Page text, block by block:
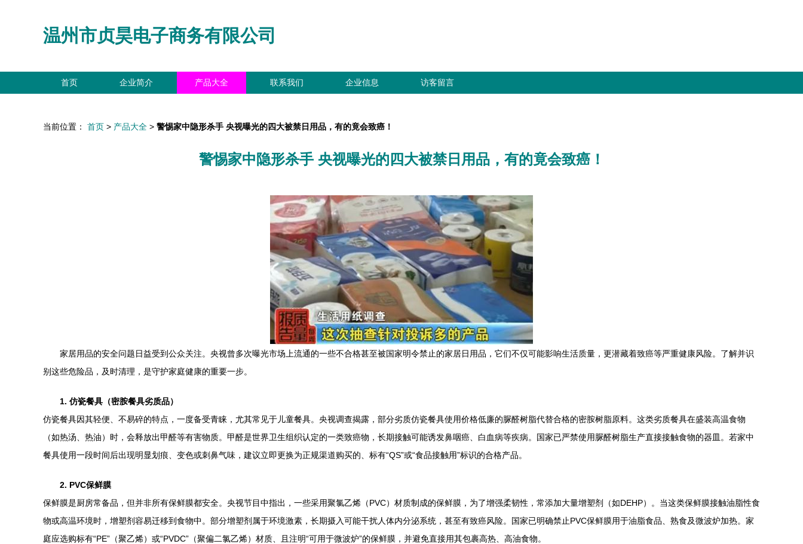
温州市贞昊电子商务有限公司
首页 企业简介 产品大全 联系我们 企业信息 访客留言
当前位置： 首页 > 产品大全 > 警惕家中隐形杀手 央视曝光的四大被禁日用品，有的竟会致癌！
警惕家中隐形杀手 央视曝光的四大被禁日用品，有的竟会致癌！
家居用品的安全问题日益受到公众关注。央视曾多次曝光市场上流通的一些不合格甚至被国家明令禁止的家居日用品，它们不仅可能影响生活质量，更潜藏着致癌等严重健康风险。了解并识
别这些危险品，及时清理，是守护家庭健康的重要一步。
1. 仿瓷餐具（密胺餐具劣质品）
仿瓷餐具因其轻便、不易碎的特点，一度备受青睐，尤其常见于儿童餐具。央视调查揭露，部分劣质仿瓷餐具使用价格低廉的脲醛树脂代替合格的密胺树脂原料。这类劣质餐具在盛装高温食物
（如热汤、热油）时，会释放出甲醛等有害物质。甲醛是世界卫生组织认定的一类致癌物，长期接触可能诱发鼻咽癌、白血病等疾病。国家已严禁使用脲醛树脂生产直接接触食物的器皿。若家中
餐具使用一段时间后出现明显划痕、变色或刺鼻气味，建议立即更换为正规渠道购买的、标有“QS”或“食品接触用”标识的合格产品。
2. PVC保鲜膜
保鲜膜是厨房常备品，但并非所有保鲜膜都安全。央视节目中指出，一些采用聚氯乙烯（PVC）材质制成的保鲜膜，为了增强柔韧性，常添加大量增塑剂（如DEHP）。当这类保鲜膜接触油脂性食
物或高温环境时，增塑剂容易迁移到食物中。部分增塑剂属于环境激素，长期摄入可能干扰人体内分泌系统，甚至有致癌风险。国家已明确禁止PVC保鲜膜用于油脂食品、熟食及微波炉加热。家
庭应选购标有“PE”（聚乙烯）或“PVDC”（聚偏二氯乙烯）材质、且注明“可用于微波炉”的保鲜膜，并避免直接用其包裹高热、高油食物。